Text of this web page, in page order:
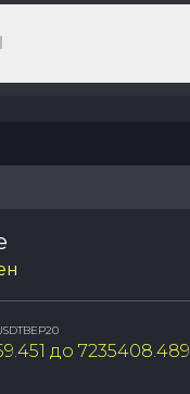
до 7235408.489